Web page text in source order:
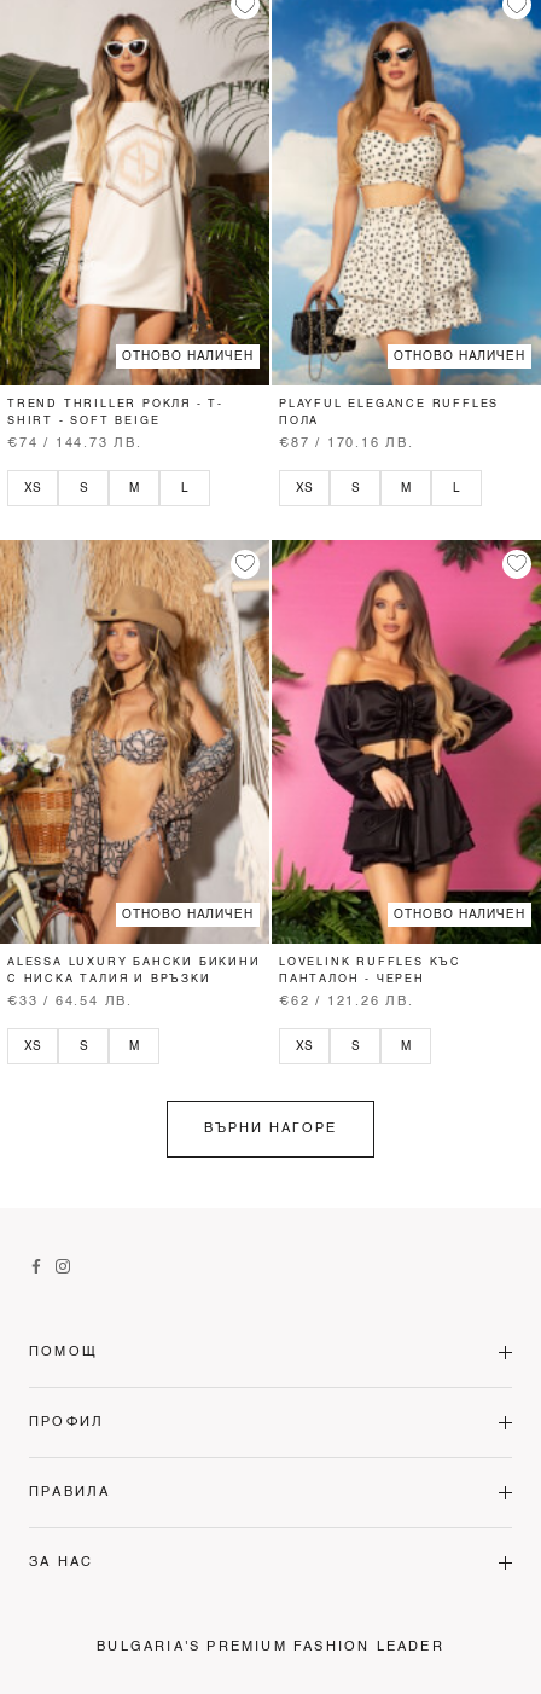
ОТНОВО НАЛИЧЕН
TREND THRILLER РОКЛЯ - T-
SHIRT - SOFT BEIGE
€74 / 144.73 ЛВ.
XS S M
ОТНОВО НАЛИЧЕН
PLAYFUL ELEGANCE RUFFLES
ПОЛА
€87 / 170.16 ЛВ.
XS S M
ОТНОВО НАЛИЧЕН
ALESSA LUXURY БАНСКИ БИКИНИ
С НИСКА ТАЛИЯ И ВРЪЗКИ
€33 / 64.54 ЛВ.
XS S M
ОТНОВО НАЛИЧЕН
LOVELINK RUFFLES КЪС
ПАНТАЛОН - ЧЕРЕН
€62 / 121.26 ЛВ.
XS S M
ВЪРНИ НАГОРЕ
ПОМОЩ
ПРОФИЛ
ПРАВИЛА
ЗА НАС
BULGARIA'S PREMIUM FASHION LEADER